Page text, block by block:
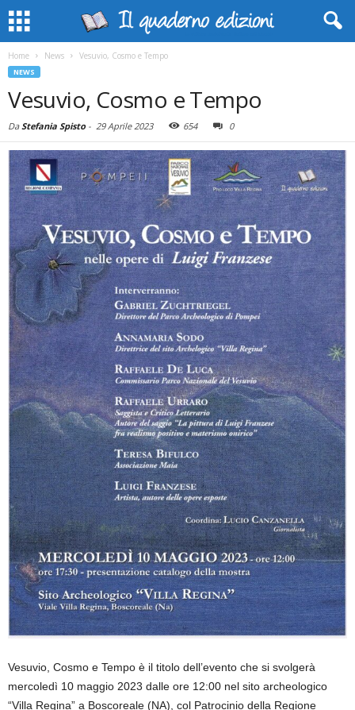
Home News Vesuvio, Cosmo e Tempo
NEWS
Vesuvio, Cosmo e Tempo
DaStefania Spisto- 29 Aprile 2023 654 0
Vesuvio, Cosmo e Tempo è il titolo dell’evento che si svolgerà
mercoledì 10 maggio 2023 dalle ore 12:00 nel sito archeologico
“Villa Regina” a Boscoreale (NA), col Patrocinio della Regione